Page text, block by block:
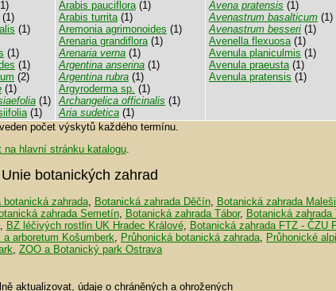
(1)
(1)
(1)
(1)
(2)
(1)
(1)
(1)
Arabis pauciflora(1)
Arabis turrita(1)
Aremonia agrimonoides (1)
Arenaria grandiflora(1)
Arenaria verna (1)
Argentina anserina (1)
Argentina rubra (1)
Argyroderma sp. (1)
Archangelica officinalis (1)
Aria sudetica (1)
Avena pratensis (1)
Avenastrum basalticum (1)
Avenastrum besseri (1)
Avenella flexuosa(1)
Avenula planiculmis (1)
Avenula praeusta(1)
Avenula pratensis (1)
počet výskytů každého termínu.
na hlavní stránku katalogu.
botanických zahrad
botanická zahrada, Botanická zahrada Děčín, Botanická zahrada
zahrada Semetín, Botanická zahrada Tábor, Botanická zahrada
BZ léčivých rostlin UK Hradec Králové, Botanická zahrada FTZ - ČZU
a arboretum Košumberk Průhonická botanická zahrada Průhonické
ZOO a Botanický park Ostrava
aktualizovat, údaje o chráněných a ohrožených